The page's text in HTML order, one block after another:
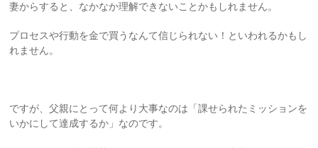
妻からすると、なかなか理解できないことかもしれません。
プロセスや行動を金で買うなんて信じられない！といわれるかもし
れません。
ですが、父親にとって何より大事なのは「課せられたミッションを
いかにして達成するか」なのです。